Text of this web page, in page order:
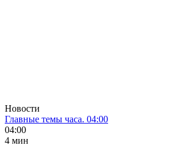
Новости
Главные темы часа. 04:00
04:00
4 мин